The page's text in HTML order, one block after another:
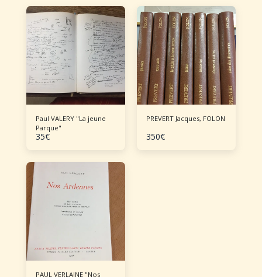
Paul VALERY "La jeune
Parque"
35€
PREVERT Jacques, FOLON
350€
PAUL VERLAINE "Nos